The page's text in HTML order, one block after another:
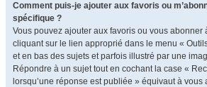
Comment puis-je ajouter aux favoris ou
spécifique ?
Vous pouvez ajouter aux favoris ou vous abonner
cliquant sur le lien approprié dans le menu «
et en bas des sujets et parfois illustré par une
Répondre à un sujet tout en cochant la case «
lorsqu’une réponse est publiée » équivaut à vous